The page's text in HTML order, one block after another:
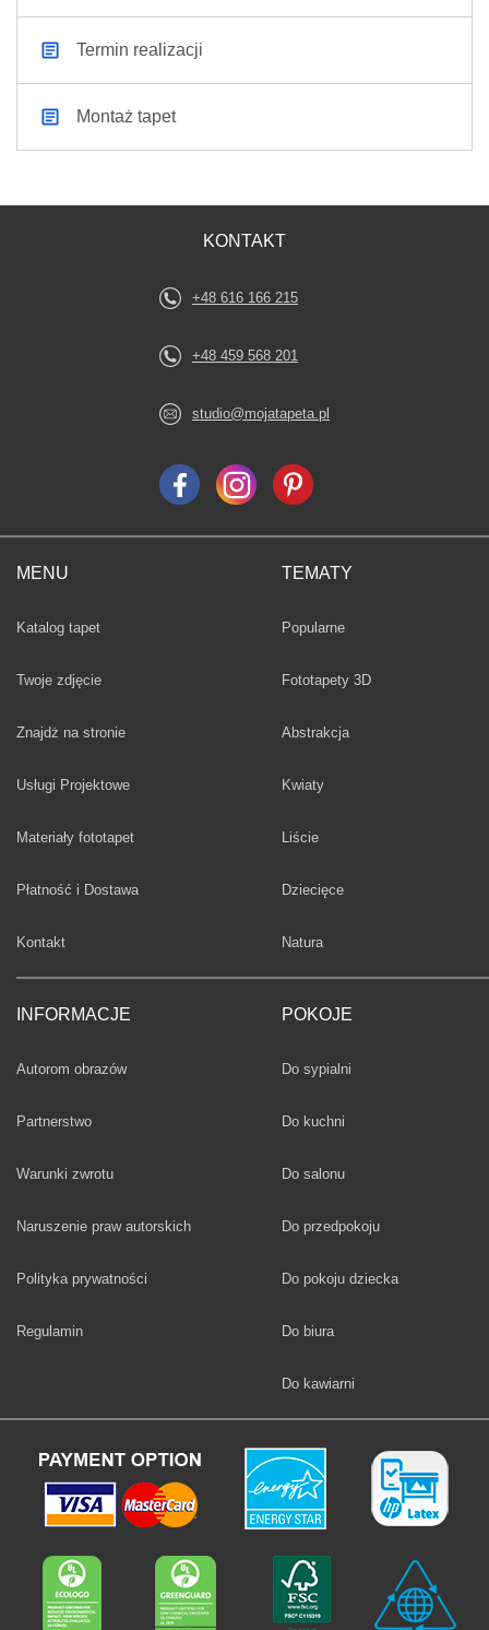
Termin realizacji
Montaż tapet
MENU
Katalog tapet
Twoje zdjęcie
Znajdż na stronie
Usługi Projektowe
Materiały fototapet
Płatność i Dostawa
Kontakt
INFORMACJE
Autorom obrazów
Partnerstwo
Warunki zwrotu
Naruszenie praw autorskich
Polityka prywatności
Regulamin
TEMATY
Fototapety
Popularne
Fototapety 3D
Fototapety
Abstrakcja
Fototapety
Kwiaty
Fototapety
Liście
Fototapety
Dziecięce
Fototapety
Natura
POKOJE
Fototapety
Do sypialni
Fototapety
Do kuchni
Fototapety
Do salonu
Fototapety
Do przedpokoju
Fototapety
Do pokoju dziecka
Fototapety
Do biura
Fototapety
Do kawiarni
KONTAKT
+48 616 166 215
+48 459 568 201
studio@mojatapeta.pl